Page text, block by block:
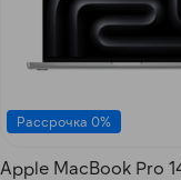
Рассрочка 0%
Apple MacBook Pro